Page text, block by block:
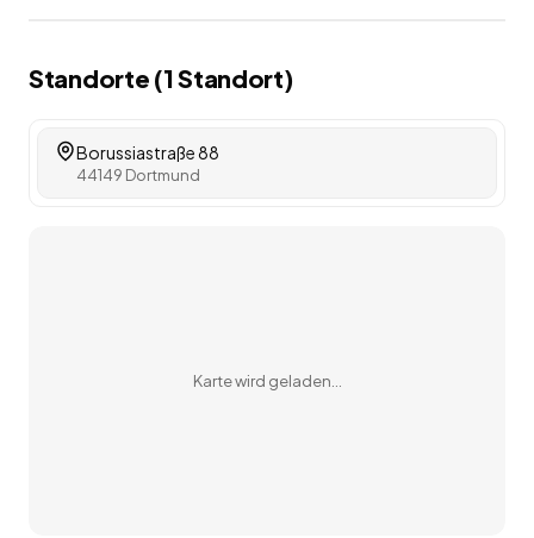
Standorte (1Standort)
Borussiastraße 88
44149 Dortmund
Karte wird geladen…